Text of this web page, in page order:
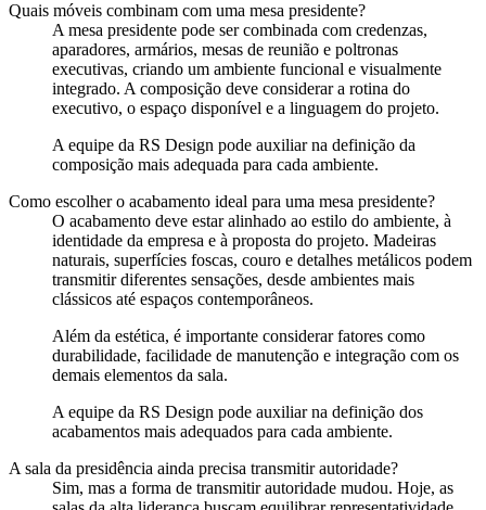
Quais móveis combinam com uma mesa presidente?
A mesa presidente pode ser combinada com credenzas,
aparadores, armários, mesas de reunião e poltronas
executivas, criando um ambiente funcional e visualmente
integrado. A composição deve considerar a rotina do
executivo, o espaço disponível e a linguagem do projeto.
A equipe da RS Design pode auxiliar na definição da
composição mais adequada para cada ambiente.
Como escolher o acabamento ideal para uma mesa presidente?
O acabamento deve estar alinhado ao estilo do ambiente, à
identidade da empresa e à proposta do projeto. Madeiras
naturais, superfícies foscas, couro e detalhes metálicos podem
transmitir diferentes sensações, desde ambientes mais
clássicos até espaços contemporâneos.
Além da estética, é importante considerar fatores como
durabilidade, facilidade de manutenção e integração com os
demais elementos da sala.
A equipe da RS Design pode auxiliar na definição dos
acabamentos mais adequados para cada ambiente.
A sala da presidência ainda precisa transmitir autoridade?
Sim, mas a forma de transmitir autoridade mudou. Hoje, as